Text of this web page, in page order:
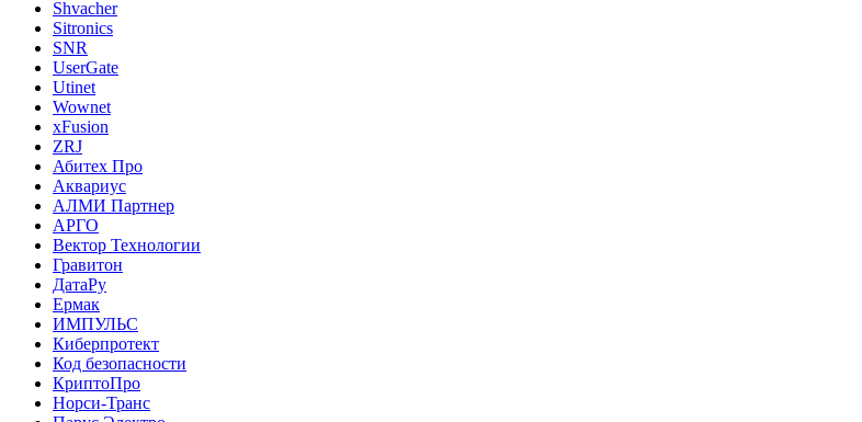
Shvacher
Sitronics
SNR
UserGate
Utinet
Wownet
xFusion
ZRJ
Абитех Про
Аквариус
АЛМИ Партнер
АРГО
Вектор Технологии
Гравитон
ДатаРу
Ермак
ИМПУЛЬС
Киберпротект
Код безопасности
КриптоПро
Норси-Транс